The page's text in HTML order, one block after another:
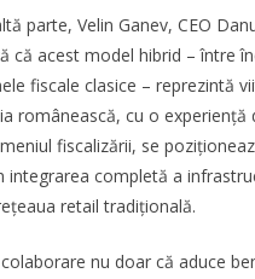
parte, Velin Ganev, CEO
că acest model hibrid – între
fiscale clasice – reprezintă
românească, cu o experiență
fiscalizării, se
integrarea completă a
retail tradițională.
nu doar că aduce